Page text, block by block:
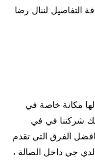
التفاصيل لننال رضا
مكانة خاصة في
شركتنا في في
الفرق التي تقدم
جي داخل الصالة ،